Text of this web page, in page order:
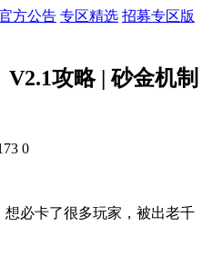
方公告 专区精选 招募专区版
V2.1攻略 | 砂金机制
0
想必卡了很多玩家，被出老千